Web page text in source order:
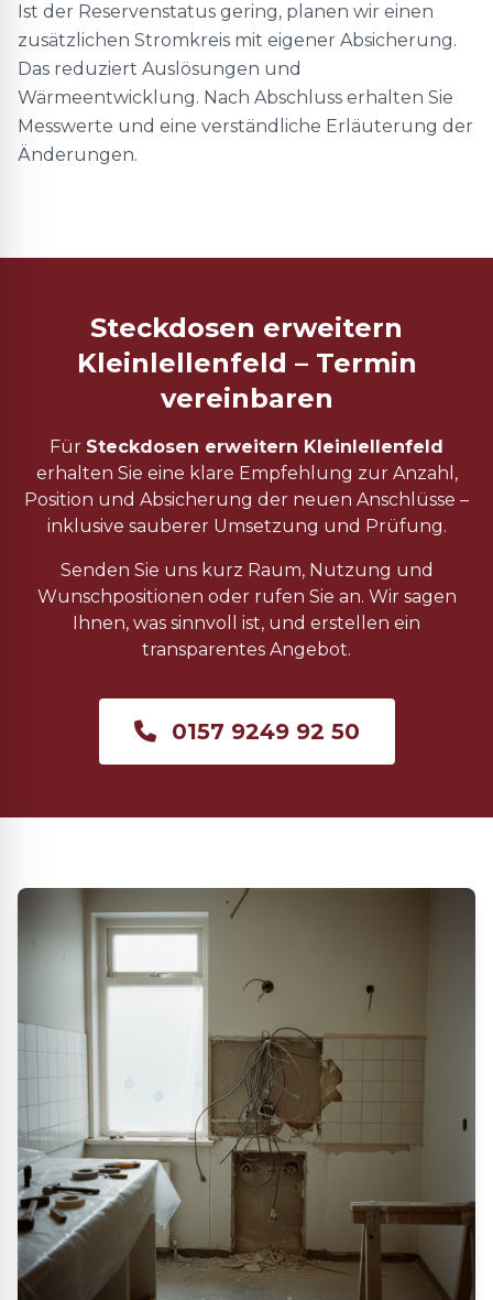
Ist der Reservenstatus gering, planen wir einen
zusätzlichen Stromkreis mit eigener Absicherung.
Das reduziert Auslösungen und
Wärmeentwicklung. Nach Abschluss erhalten Sie
Messwerte und eine verständliche Erläuterung der
Änderungen.
Steckdosen erweitern
Kleinlellenfeld – Termin
vereinbaren
Für Steckdosen erweitern Kleinlellenfeld
erhalten Sie eine klare Empfehlung zur Anzahl,
Position und Absicherung der neuen Anschlüsse –
inklusive sauberer Umsetzung und Prüfung.
Senden Sie uns kurz Raum, Nutzung und
Wunschpositionen oder rufen Sie an. Wir sagen
Ihnen, was sinnvoll ist, und erstellen ein
transparentes Angebot.
0157 9249 92 50